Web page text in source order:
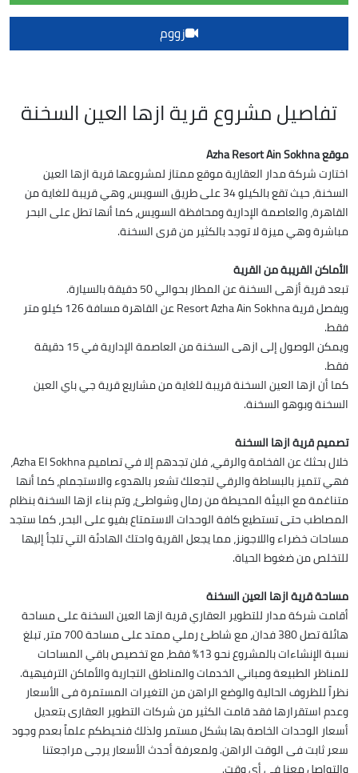
زووم
تفاصيل مشروع قرية ازها العين السخنة
موقع Azha Resort Ain Sokhna
اختارت شركة مدار العقارية موقع ممتاز لمشروعها قرية ازها العين
السخنة، حيث تقع بالكيلو 34 على طريق السويس، وهي قريبة للغاية من
القاهرة، والعاصمة الإدارية ومحافظة السويس، كما أنها تطل على البحر
مباشرة وهي ميزة لا توجد بالكثير من قرى السخنة.
الأماكن القريبة من القرية
تبعد قرية أزهى السخنة عن المطار بحوالي 50 دقيقة بالسيارة.
ويفصل قرية Resort Azha Ain Sokhna عن القاهرة مسافة 126 كيلو متر
فقط.
ويمكن الوصول إلى ازهى السخنة من العاصمة الإدارية في 15 دقيقة
فقط.
كما أن ازها العين السخنة قريبة للغاية من مشاريع قرية جي باي العين
السخنة وبوهو السخنة.
تصميم قرية ازها السخنة
خلال بحثك عن الفخامة والرقي، فلن تجدهم إلا في تصاميم Azha El Sokhna،
فهي تتميز بالبساطة والرقي لتجعلك تشعر بالهدوء والاستجمام، كما أنها
متناغمة مع البيئة المحيطة من رمال وشواطئ، وتم بناء ازها السخنة بنظام
المصاطب حتى تستطيع كافة الوحدات الاستمتاع بفيو على البحر، كما ستجد
مساحات خضراء واللاجونز، مما يجعل القرية واحتك الهادئة التي تلجأ إليها
للتخلص من ضغوط الحياة.
مساحة قرية ازها العين السخنة
أقامت شركة مدار للتطوير العقاري قرية ازها العين السخنة على مساحة
هائلة تصل 380 فدان، مع شاطئ رملي ممتد على مساحة 700 متر، تبلغ
نسبة الإنشاءات بالمشروع نحو 13% فقط، مع تخصيص باقي المساحات
للمناظر الطبيعة ومباني الخدمات والمناطق التجارية والأماكن الترفيهية.
نظراً للظروف الحالية والوضع الراهن من التغيرات المستمرة فى الأسعار
وعدم استقرارها فقد قامت الكثير من شركات التطوير العقارى بتعديل
أسعار الوحدات الخاصة بها بشكل مستمر ولذلك فنحيطكم علماً بعدم وجود
سعر ثابت فى الوقت الراهن. ولمعرفة أحدث الأسعار يرجى مراجعتنا
والتواصل معنا فى أى وقت.